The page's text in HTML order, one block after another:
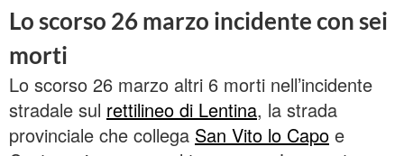
Lo scorso 26 marzo incidente con sei
morti
Lo scorso 26 marzo altri 6 morti nell’incidente
stradale sul rettilineo di Lentina, la strada
provinciale che collega San Vito lo Capo e